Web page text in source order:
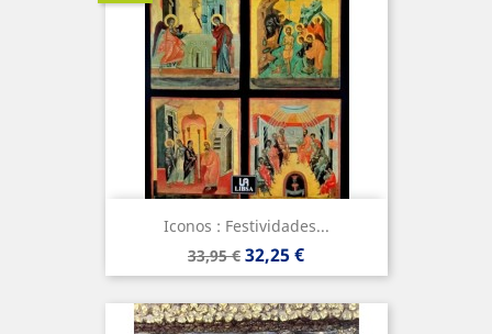
Iconos : Festividades...
Precio
base
33,95 € Precio
32,25 €